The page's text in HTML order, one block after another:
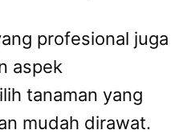
profesional juga
aspek
tanaman yang
mudah dirawat.